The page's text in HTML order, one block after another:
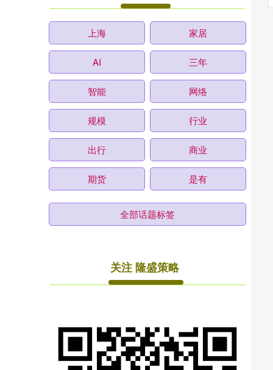
上海 家居
AI 三年
智能 网络
规模 行业
出行 商业
期货 是有
全部话题标签
关注 隆盛策略